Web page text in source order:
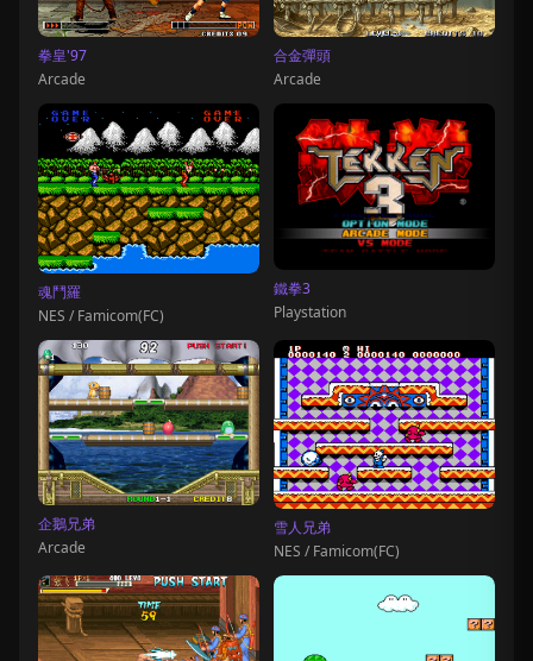
拳皇'97
Arcade
合金彈頭
Arcade
魂鬥羅
NES / Famicom(FC)
鐵拳3
Playstation
企鵝兄弟
Arcade
雪人兄弟
NES / Famicom(FC)